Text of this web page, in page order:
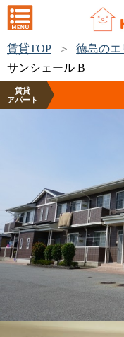
賃貸TOP 徳島のエ
サンシェール B
賃貸
アパート